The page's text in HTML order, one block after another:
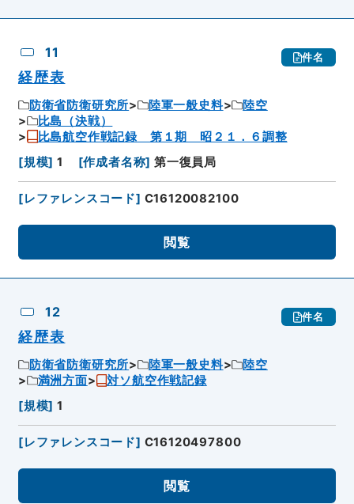
11 件名
経歴表
防衛省防衛研究所 陸軍一般史料
陸空
比島（決戦）
比島航空作戦記録 第１期 昭２１．６調整
[規模] 1 [作成者名称] 第一復員局
[レファレンスコード] C16120082100
閲覧
12 件名
経歴表
防衛省防衛研究所 陸軍一般史料
陸空
満洲方面
対ソ航空作戦記録
[規模] 1
[レファレンスコード] C16120497800
閲覧